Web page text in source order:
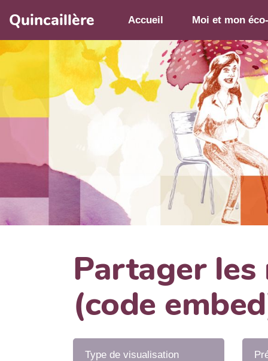
Aller au contenu principal
Quincaillère Accueil Moi et mon
Partager
(code
Type de visualisation